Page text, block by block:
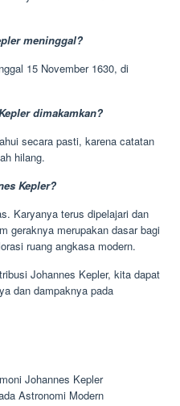
meninggal?
15 November 1630, di
dimakamkan?
secara pasti, karena catatan
hilang.
Kepler?
Karyanya terus dipelajari dan
geraknya merupakan dasar bagi
ruang angkasa modern.
Johannes Kepler, kita dapat
dan dampaknya pada
Johannes Kepler
Astronomi Modern